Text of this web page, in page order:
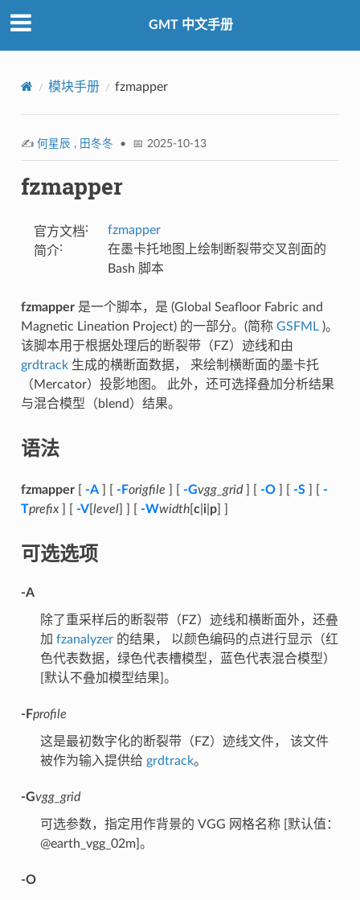
GMT 中文手册
模块手册 fzmapper
✍️ 何星辰 , 田冬冬 • 📅 2025-10-13
fzmapper
官方文档:
fzmapper
简介:
在墨卡托地图上绘制断裂带交叉剖面的
Bash 脚本
fzmapper是一个脚本，是 (Global Seafloor Fabric and
Magnetic Lineation Project) 的一部分。(简称 GSFML)。
该脚本用于根据处理后的断裂带（FZ）迹线和由
grdtrack生成的横断面数据， 来绘制横断面的墨卡托
（Mercator）投影地图。 此外，还可选择叠加分析结果
与混合模型（blend）结果。
语法
fzmapper[ -A] [ -Forigfile -Gvgg_grid] [ -O] [ -S] [ -
Tprefix] [ -V[ level] ] [ -Wwidth[ c| i| p] ]
可选选项
-A
除了重采样后的断裂带（FZ）迹线和横断面外，还叠
加 fzanalyzer的结果， 以颜色编码的点进行显示（红
色代表数据，绿色代表槽模型，蓝色代表混合模型）
[默认不叠加模型结果]。
-Fprofile
这是最初数字化的断裂带（FZ）迹线文件， 该文件
被作为输入提供给 grdtrack。
-Gvgg_grid
可选参数，指定用作背景的 VGG 网格名称 [默认值：
@earth_vgg_02m]。
-O